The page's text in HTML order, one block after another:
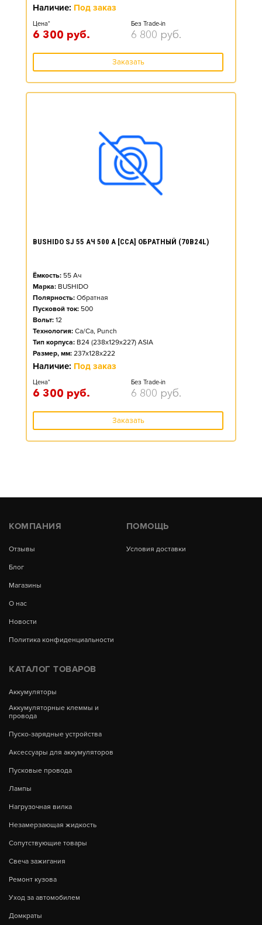
Наличие: Под заказ
Цена*
6 300 руб.
Без Trade-in
6 800 руб.
Заказать
BUSHIDO SJ 55 АЧ 500 А [CCA] ОБРАТНЫЙ (70B24L)
Ёмкость: 55 Ач
Марка: BUSHIDO
Полярность: Обратная
Пусковой ток: 500
Вольт: 12
Технология: Ca/Ca, Punch
Тип корпуса: B24 (238x129x227) ASIA
Размер, мм: 237x128x222
Наличие: Под заказ
Цена*
6 300 руб.
Без Trade-in
6 800 руб.
Заказать
КОМПАНИЯ
Отзывы
Блог
Магазины
О нас
Новости
Политика конфиденциальности
ПОМОЩЬ
Условия доставки
КАТАЛОГ ТОВАРОВ
Аккумуляторы
Аккумуляторные клеммы и
провода
Пуско-зарядные устройства
Аксессуары для аккумуляторов
Пусковые провода
Лампы
Нагрузочная вилка
Незамерзающая жидкость
Сопутствующие товары
Свеча зажигания
Ремонт кузова
Уход за автомобилем
Домкраты